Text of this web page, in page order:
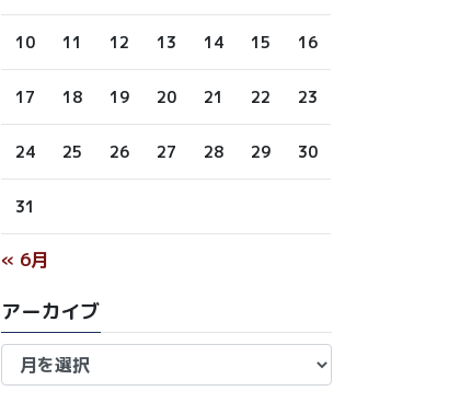
10 11 12 13 14 15 16
17 18 19 20 21 22 23
24 25 26 27 28 29 30
31
« 6月
アーカイブ
ア